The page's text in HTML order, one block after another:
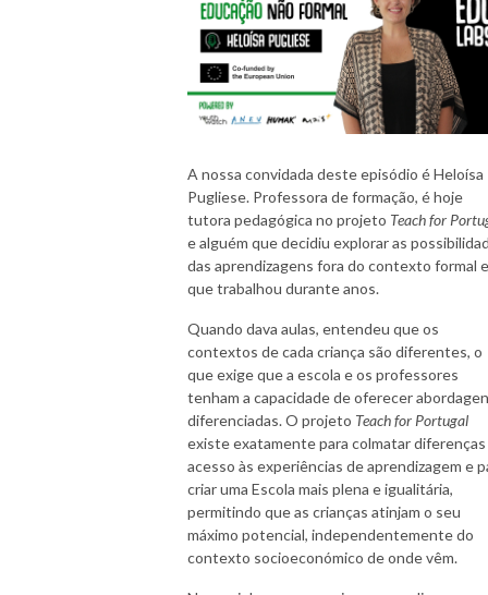
A nossa convidada deste episódio é Heloísa
Pugliese. Professora de formação, é hoje
tutora pedagógica no projeto Teach for
e alguém que decidiu explorar as
das aprendizagens fora do contexto formal
que trabalhou durante anos.
Quando dava aulas, entendeu que os
contextos de cada criança são diferentes, o
que exige que a escola e os professores
tenham a capacidade de oferecer
diferenciadas. O projeto Teach for Portugal
existe exatamente para colmatar
acesso às experiências de aprendizagem e
criar uma Escola mais plena e igualitária,
permitindo que as crianças atinjam o seu
máximo potencial, independentemente do
contexto socioeconómico de onde vêm.